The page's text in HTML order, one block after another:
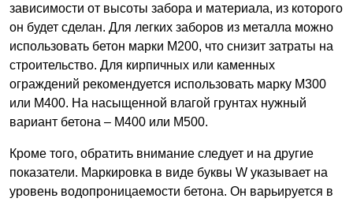
зависимости от высоты забора и материала, из которого
он будет сделан. Для легких заборов из металла можно
использовать бетон марки М200, что снизит затраты на
строительство. Для кирпичных или каменных
ограждений рекомендуется использовать марку М300
или М400. На насыщенной влагой грунтах нужный
вариант бетона – М400 или М500.
Кроме того, обратить внимание следует и на другие
показатели. Маркировка в виде буквы W указывает на
уровень водопроницаемости бетона. Он варьируется в